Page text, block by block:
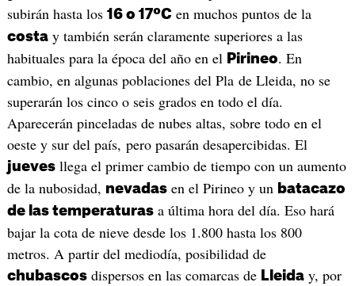
subirán hasta los 16 o 17ºC en muchos puntos de la
costay también serán claramente superiores a las
habituales para la época del año en el Pirineo. En
cambio, en algunas poblaciones del Pla de Lleida, no se
superarán los cinco o seis grados en todo el día.
Aparecerán pinceladas de nubes altas, sobre todo en el
oeste y sur del país, pero pasarán desapercibidas. El
juevesllega el primer cambio de tiempo con un aumento
de la nubosidad, nevadasen el Pirineo y un batacazo
de las temperaturasa última hora del día. Eso hará
bajar la cota de nieve desde los 1.800 hasta los 800
metros. A partir del mediodía, posibilidad de
chubascosdispersos en las comarcas de Lleiday, por